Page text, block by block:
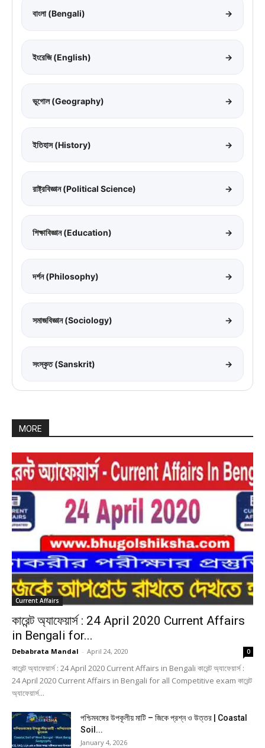
বাংলা (Bengali) →
ইংরেজি (English) →
ভূগোল (Geography) →
ইতিহাস (History) →
রাষ্ট্রবিজ্ঞান (Political Science) →
শিক্ষাবিজ্ঞান (Education) →
দর্শন (Philosophy) →
সমাজবিজ্ঞান (Sociology) →
সংস্কৃত (Sanskrit) →
MORE
Current Affairs
কারেন্ট অ্যাফেয়ার্স : 24 April 2020 Current Affairs
in Bengali for...
Debabrata Mandal - April 24, 2020 0
কারেন্ট অ্যাফেয়ার্স : 24 April 2020 Current Affairs in Bengali কারেন্ট অ্যাফেয়ার্স :
24 April 2020 Current Affairs in Bengali for all Competitive exam কারেন্ট
অ্যাফেয়ার্স...
পশ্চিমবঙ্গের উপকূলীয় মাটি – জিকে প্রশ্ন ও উত্তর | Coastal
Soil...
January 4, 2026